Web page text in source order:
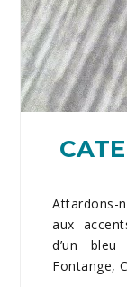
Attardons-
aux
d’un
Fontange,